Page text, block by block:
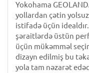
Yokohama
yollardan çətin
istifadə üçün
şəraitlərdə üstün
üçün mükəmməl
dizayn edilmiş bu
yola tam nəzarət